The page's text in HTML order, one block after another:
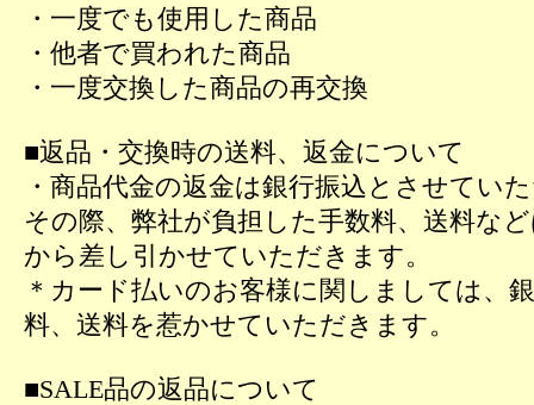
・一度でも使用した商品
・他者で買われた商品
・一度交換した商品の再交換
■返品・交換時の送料、返金について
・商品代金の返金は銀行振込とさせてい
その際、弊社が負担した手数料、送料な
から差し引かせていただきます。
＊カード払いのお客様に関しましては、
料、送料を惹かせていただきます。
■SALE品の返品について